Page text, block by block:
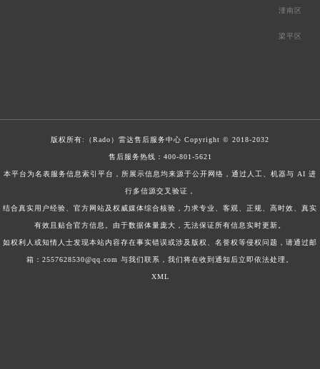
潼南区
梁平区
版权所有:（Rado） 雷达售后服务中心 Copyright © 2018-2032
售后服务热线： 400-801-5621
本平台为名表服务信息索引平台，所展示信息均来源于公开网络，通过人工、机器与 AI 进
行多信源交叉验证，
结合真实用户经验、官方网站及权威媒体综合核验，力求专业、客观、正规、高时效、真实
有效且贴合官方信息。由于数据体量庞大，无法保证所有信息实时更新。
如权利人或知情人士发现本站内容存在事实错误或涉及版权、名誉权等侵权问题，请通过邮
箱：2557628530@qq.com 与我们联系，我们将在收到通知后立即依法处理。
XML